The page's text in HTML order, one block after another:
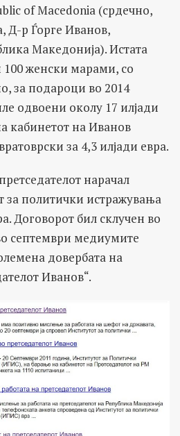
of Macedonia (срдечно,
Д-р Ѓорге Иванов,
Македонија). Истата
100 женски марами, со
за подароци во 2014
одвоени околу 17 илјади
кабинетот на Иванов
за 4,3 илјади евра.
нарачал
за политички истражувања
Договорот бил склучен во
септември медиумите
довербата на
Иванов“.